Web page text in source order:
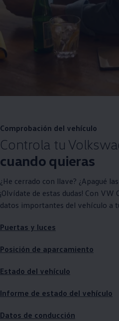
Comprobación del vehículo
Controla tu
cuando quieras
¿He cerrado con llave? ¿Apagué
¡Olvídate de estas dudas! Con
datos importantes del vehículo a
Puertas y luces
Posición de aparcamiento
Estado del vehículo
Informe de estado del vehículo
Datos de conducción